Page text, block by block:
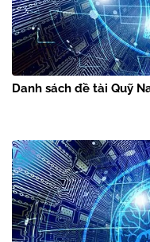
Danh sách đề tài Quỹ